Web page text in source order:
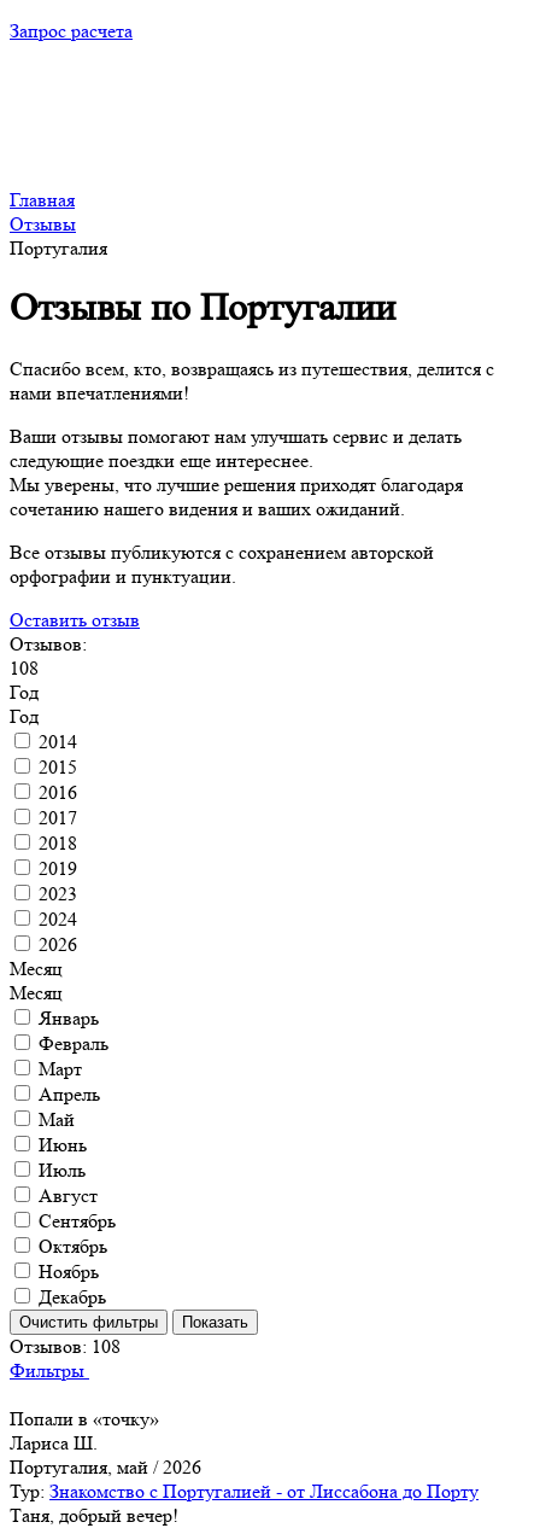
Запрос расчета
Главная
Отзывы
Португалия
Отзывы по Португалии
Спасибо всем, кто, возвращаясь из путешествия, делится с
нами впечатлениями!
Ваши отзывы помогают нам улучшать сервис и делать
следующие поездки еще интереснее.
Мы уверены, что лучшие решения приходят благодаря
сочетанию нашего видения и ваших ожиданий.
Все отзывы публикуются с сохранением авторской
орфографии и пунктуации.
Оставить отзыв
Отзывов:
108
Год
Год
2014
2015
2016
2017
2018
2019
2023
2024
2026
Месяц
Месяц
Январь
Февраль
Март
Апрель
Май
Июнь
Июль
Август
Сентябрь
Октябрь
Ноябрь
Декабрь
Отзывов: 108
Фильтры
Попали в «точку»
Лариса Ш.
Португалия, май / 2026
Тур: Знакомство с Португалией - от Лиссабона до Порту
Таня, добрый вечер!